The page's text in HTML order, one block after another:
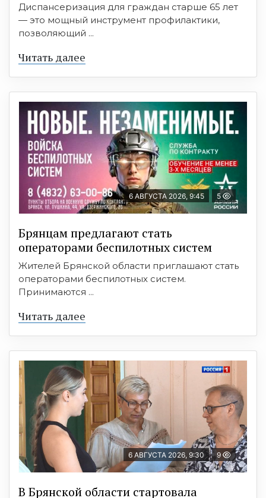
Диспансеризация для граждан старше 65 лет
— это мощный инструмент профилактики,
позволяющий ...
Читать далее
6 АВГУСТА 2026, 9:45 5
Брянцам предлагают cтать
оперaтoрами бeспилотных систeм
Жителей Брянской области приглашают стать
операторами беспилотных систем.
Принимаются ...
Читать далее
6 АВГУСТА 2026, 9:30 9
В Брянской области стартовала